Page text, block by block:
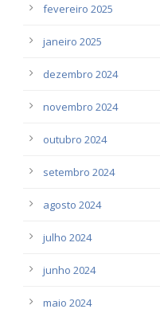
fevereiro 2025
janeiro 2025
dezembro 2024
novembro 2024
outubro 2024
setembro 2024
agosto 2024
julho 2024
junho 2024
maio 2024